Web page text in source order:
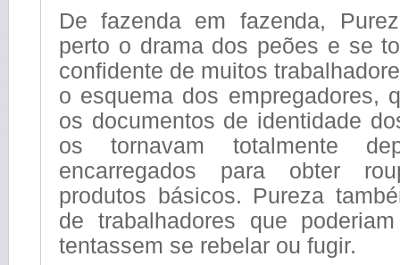
De fazenda em fazenda,
perto o drama dos peões e se
confidente de muitos
o esquema dos empregadores,
os documentos de identidade
os tornavam totalmente
encarregados para obter
produtos básicos. Pureza
de trabalhadores que
tentassem se rebelar ou fugir.